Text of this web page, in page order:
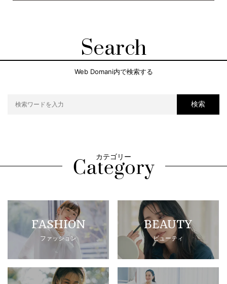
Search
Web Domani内で検索する
検索
カテゴリー
FASHION
ファッション
BEAUTY
ビューティ